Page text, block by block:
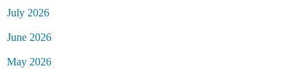
July 2026
June 2026
May 2026